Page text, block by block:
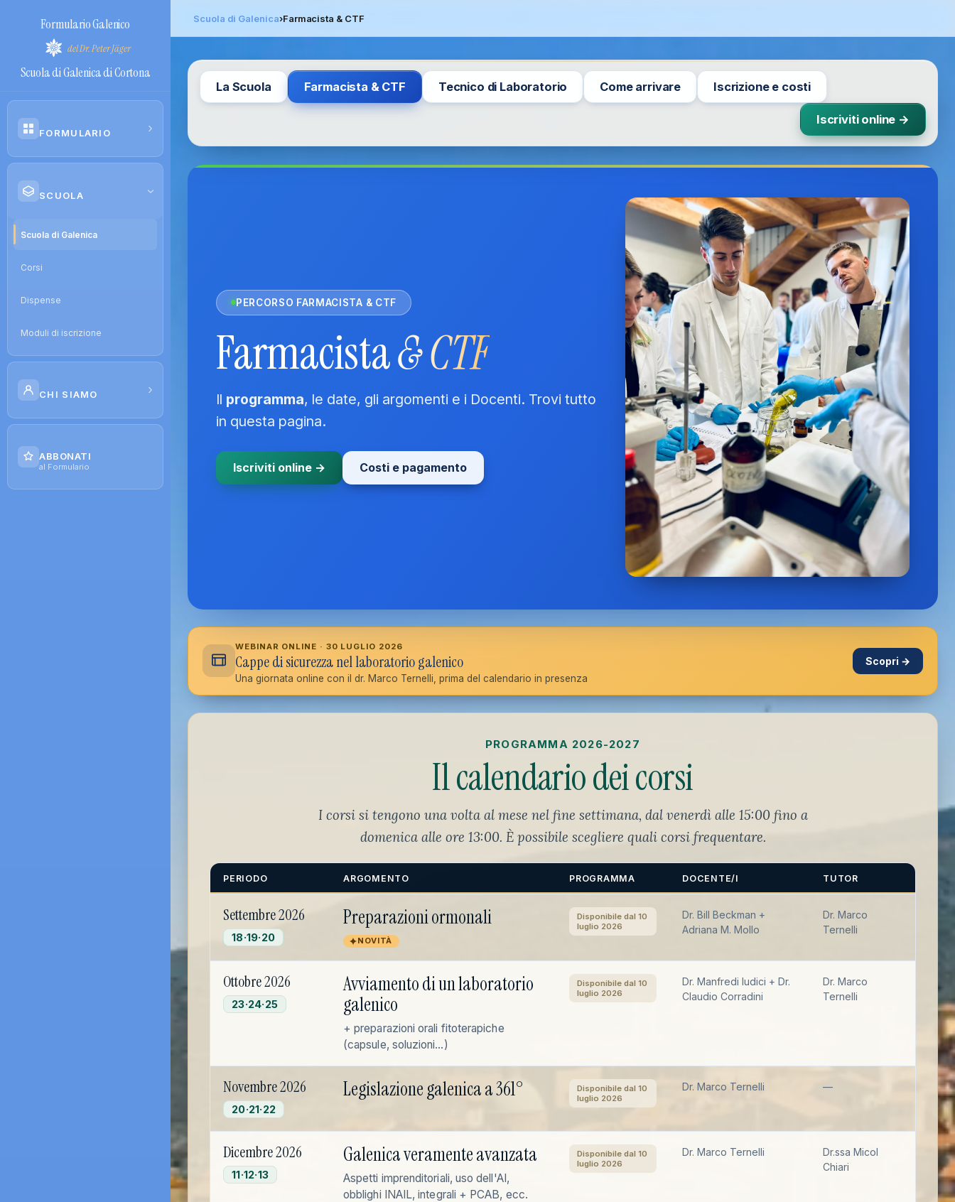
Formulario Galenico
del Dr. Peter Jäger
Scuola di Galenica di Cortona
FORMULARIO ›
Ricerca avanzata
Confronto
SCUOLA ›
Scuola di Galenica
Corsi
Dispense
Moduli di iscrizione
CHI SIAMO ›
Contatti
ABBONATI
al Formulario
Scuola di Galenica›Farmacista & CTF
La Scuola Farmacista & CTF Tecnico di Laboratorio Come arrivare Iscrizione e costi
Iscriviti online →
PERCORSO FARMACISTA & CTF
Farmacista& CTF
Il programma, le date, gli argomenti e i Docenti. Trovi tutto
in questa pagina.
Iscriviti online → Costi e pagamento
WEBINAR ONLINE · 30 LUGLIO 2026
Cappe di sicurezza nel laboratorio galenico
Una giornata online con il dr. Marco Ternelli, prima del calendario in presenza
Scopri →
PROGRAMMA 2026-2027
Il calendario dei corsi
I corsi si tengono una volta al mese nel fine settimana, dal venerdì alle 15:00 fino a
domenica alle ore 13:00. È possibile scegliere quali corsi frequentare.
PERIODO ARGOMENTO PROGRAMMA DOCENTE/I TUTOR
Settembre 2026
18·19·20
Preparazioni ormonali
NOVITÀ
Disponibile dal 10
luglio 2026
Dr. Bill Beckman +
Adriana M. Mollo
Dr. Marco
Ternelli
Ottobre 2026
23·24·25
Avviamento di un laboratorio
galenico
+ preparazioni orali fitoterapiche
(capsule, soluzioni…)
Disponibile dal 10
luglio 2026
Dr. Manfredi Iudici + Dr.
Claudio Corradini
Dr. Marco
Ternelli
Novembre 2026
20·21·22
Legislazione galenica a 361°
Disponibile dal 10
luglio 2026
Dr. Marco Ternelli —
Dicembre 2026
11·12·13
Galenica veramente avanzata
Aspetti imprenditoriali, uso dell'AI,
obblighi INAIL, integrali + PCAB, ecc.
Disponibile dal 10
luglio 2026
Dr. Marco Ternelli
Dr.ssa Micol
Chiari